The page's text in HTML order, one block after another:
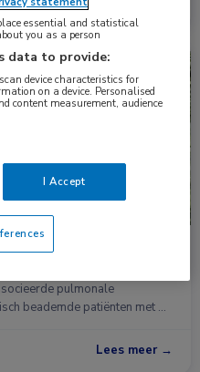
Longziekten
geassocieerde
pulmonale
beademde patiënten met …
Lees meer →
essential and statistical
you as a person
data to provide:
device characteristics for
on a device. Personalised
content measurement, audience
I Accept